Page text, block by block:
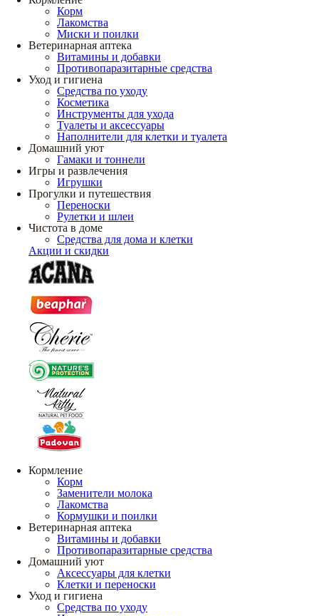
Корм
Лакомства
Миски и поилки
Ветеринарная аптека
Витамины и добавки
Противопаразитарные средства
Уход и гигиена
Средства по уходу
Косметика
Инструменты для ухода
Туалеты и аксессуары
Наполнители для клетки и туалета
Домашний уют
Гамаки и тоннели
Игры и развлечения
Игрушки
Прогулки и путешествия
Переноски
Рулетки и шлеи
Чистота в доме
Средства для дома и клетки
Акции и скидки
Кормление
Корм
Заменители молока
Лакомства
Кормушки и поилки
Ветеринарная аптека
Витамины и добавки
Противопаразитарные средства
Домашний уют
Аксессуары для клетки
Клетки и переноски
Уход и гигиена
Средства по уходу